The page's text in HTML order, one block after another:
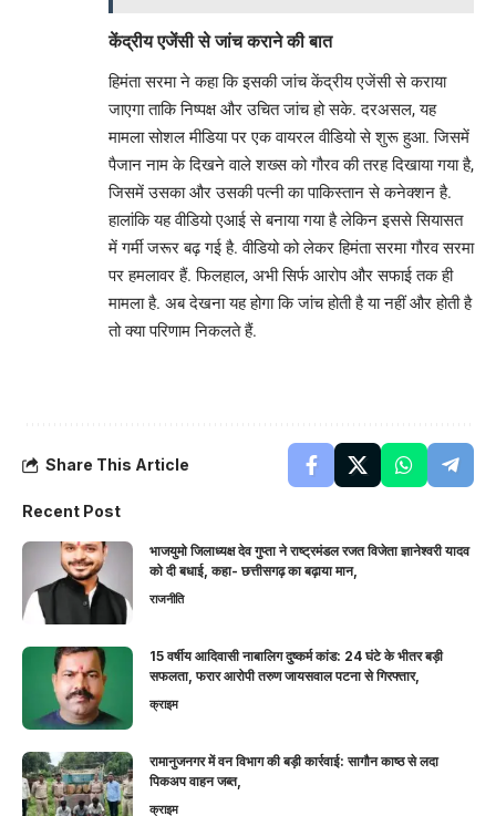
केंद्रीय एजेंसी से जांच कराने की बात
हिमंता सरमा ने कहा कि इसकी जांच केंद्रीय एजेंसी से कराया
जाएगा ताकि निष्पक्ष और उचित जांच हो सके. दरअसल, यह
मामला सोशल मीडिया पर एक वायरल वीडियो से शुरू हुआ. जिसमें
पैजान नाम के दिखने वाले शख्स को गौरव की तरह दिखाया गया है,
जिसमें उसका और उसकी पत्नी का पाकिस्तान से कनेक्शन है.
हालांकि यह वीडियो एआई से बनाया गया है लेकिन इससे सियासत
में गर्मी जरूर बढ़ गई है. वीडियो को लेकर हिमंता सरमा गौरव सरमा
पर हमलावर हैं. फिलहाल, अभी सिर्फ आरोप और सफाई तक ही
मामला है. अब देखना यह होगा कि जांच होती है या नहीं और होती है
तो क्या परिणाम निकलते हैं.
Share This Article
Recent Post
भाजयुमो जिलाध्यक्ष देव गुप्ता ने राष्ट्रमंडल रजत विजेता ज्ञानेश्वरी यादव
को दी बधाई, कहा- छत्तीसगढ़ का बढ़ाया मान,
राजनीति
15 वर्षीय आदिवासी नाबालिग दुष्कर्म कांड: 24 घंटे के भीतर बड़ी
सफलता, फरार आरोपी तरुण जायसवाल पटना से गिरफ्तार,
क्राइम
रामानुजनगर में वन विभाग की बड़ी कार्रवाई: सागौन काष्ठ से लदा
पिकअप वाहन जब्त,
क्राइम